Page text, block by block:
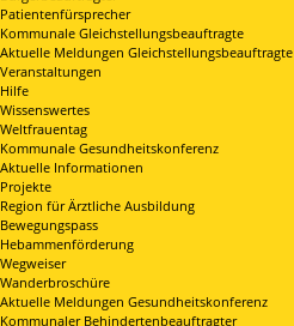
Patientenfürsprecher
Kommunale Gleichstellungsbeauftragte
Aktuelle Meldungen Gleichstellungsbeauftragte
Veranstaltungen
Hilfe
Wissenswertes
Weltfrauentag
Kommunale Gesundheitskonferenz
Aktuelle Informationen
Projekte
Region für Ärztliche Ausbildung
Bewegungspass
Hebammenförderung
Wegweiser
Wanderbroschüre
Aktuelle Meldungen Gesundheitskonferenz
Kommunaler Behindertenbeauftragter